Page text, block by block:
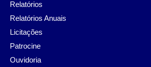
Relatórios
Relatórios Anuais
Licitações
Patrocine
Ouvidoria